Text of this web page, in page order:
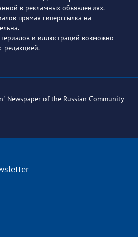
в рекламных объявлениях.
прямая гиперссылка на
и иллюстраций возможно
редакцией.
Newspaper of the Russian Community